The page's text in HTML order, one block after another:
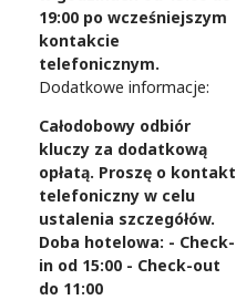
19:00 po wcześniejszym
kontakcie
telefonicznym.
Dodatkowe informacje:
Całodobowy odbiór
kluczy za dodatkową
opłatą. Proszę o kontakt
telefoniczny w celu
ustalenia szczegółów.
Doba hotelowa: - Check-
in od 15:00 - Check-out
do 11:00